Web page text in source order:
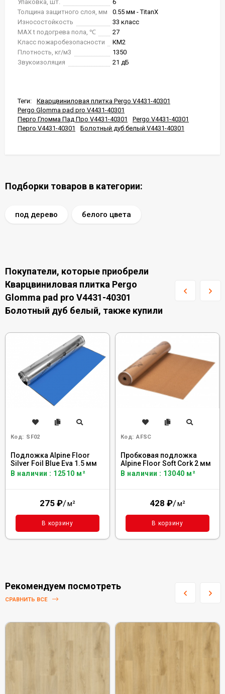
Упаковка, шт.
6
Толщина защитного слоя, мм
0.55 мм - TitanX
Износостойкость
33 класс
MAX t подогрева пола, ℃
27
Класс пожаробезопасности
КМ2
Плотность, кг/м3
1350
Звукоизоляция
21 дБ
Теги:
Кварцвиниловая плитка Pergo V4431-40301
Pergo Glomma pad pro V4431-40301
Перго Гломма Пад Про V4431-40301
Pergo V4431-40301
Перго V4431-40301
Болотный дуб белый V4431-40301
Подборки товаров в категории:
под дерево белого цвета
Покупатели, которые приобрели
Кварцвиниловая плитка Pergo
Glomma pad pro V4431-40301
Болотный дуб белый, также купили
Код: SF02
Подложка Alpine Floor
Silver Foil Blue Eva 1.5 мм
В наличии : 12510 м²
275 ₽/м²
В корзину
Код: AFSC
Пробковая подложка
Alpine Floor Soft Cork 2 мм
В наличии : 13040 м²
428 ₽/м²
В корзину
Рекомендуем посмотреть
СРАВНИТЬ ВСЕ